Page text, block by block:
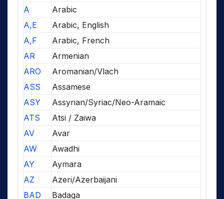
A
Arabic
A,E
Arabic, English
A,F
Arabic, French
AR
Armenian
ARO
Aromanian/Vlach
ASS
Assamese
ASY
Assyrian/Syriac/Neo-Aramaic
ATS
Atsi / Zaiwa
AV
Avar
AW
Awadhi
AY
Aymara
AZ
Azeri/Azerbaijani
BAD
Badaga